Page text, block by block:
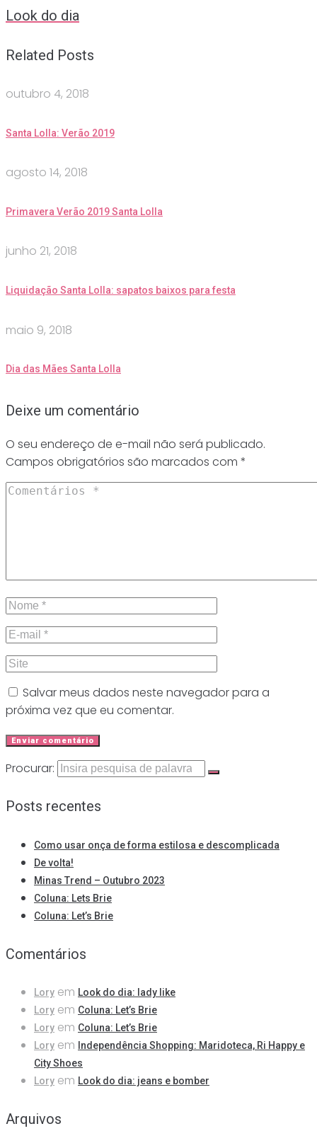
Look do dia
Related Posts
outubro 4, 2018
Santa Lolla: Verão 2019
agosto 14, 2018
Primavera Verão 2019 Santa Lolla
junho 21, 2018
Liquidação Santa Lolla: sapatos baixos para festa
maio 9, 2018
Dia das Mães Santa Lolla
Deixe um comentário
O seu endereço de e-mail não será publicado.
Campos obrigatórios são marcados com *
Salvar meus dados neste navegador para a
próxima vez que eu comentar.
Procurar:
Posts recentes
Como usar onça de forma estilosa e descomplicada
De volta!
Minas Trend – Outubro 2023
Coluna: Lets Brie
Coluna: Let’s Brie
Comentários
Lory em Look do dia: lady like
Lory em Coluna: Let’s Brie
Lory em Coluna: Let’s Brie
Lory em
Independência Shopping: Maridoteca, Ri Happy e
City Shoes
Lory em Look do dia: jeans e bomber
Arquivos